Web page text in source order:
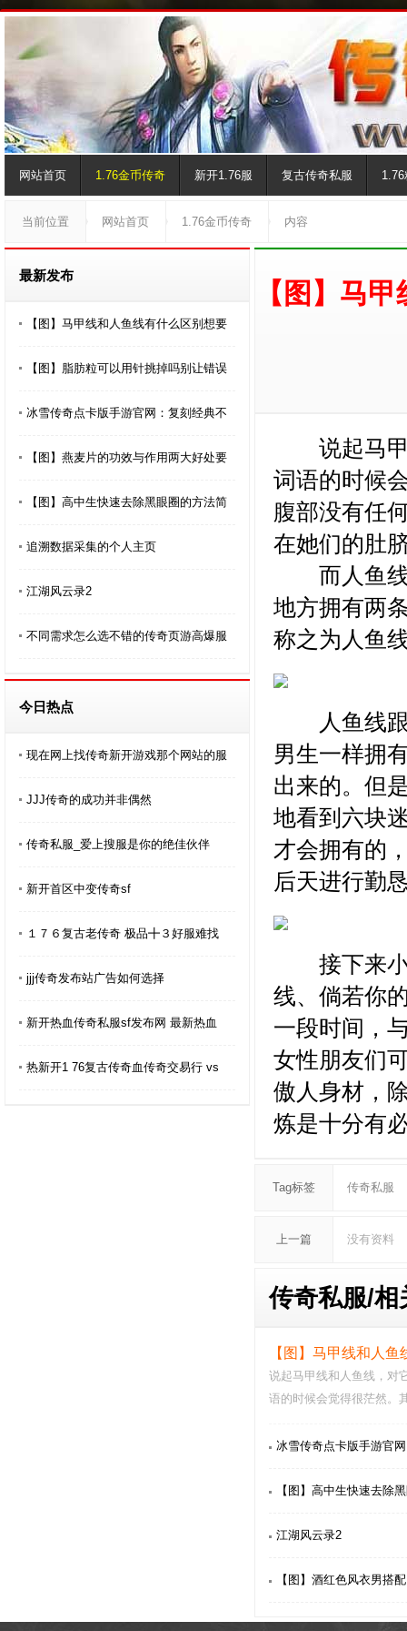
网站首页 1.76金币传奇 新开1.76服 复古传奇私服
当前位置 网站首页 1.76金币传奇 内容
最新发布
【图】马甲线和人鱼线有什么区别想要
【图】脂肪粒可以用针挑掉吗别让错误
冰雪传奇点卡版手游官网：复刻经典不
【图】燕麦片的功效与作用两大好处要
【图】高中生快速去除黑眼圈的方法简
追溯数据采集的个人主页
江湖风云录2
不同需求怎么选不错的传奇页游高爆服
今日热点
现在网上找传奇新开游戏那个网站的服
JJJ传奇的成功并非偶然
传奇私服_爱上搜服是你的绝佳伙伴
新开首区中变传奇sf
１７６复古老传奇 极品╋３好服难找
jjj传奇发布站广告如何选择
新开热血传奇私服sf发布网 最新热血
热新开1 76复古传奇血传奇交易行 vs
【图】马
说起马甲
词语的时候
腹部没有任
在她们的肚
而人鱼线
地方拥有两
称之为人鱼
人鱼线跟
男生一样拥
出来的。但
地看到六块
才会拥有的
后天进行勤
接下来小
线、倘若你
一段时间，
女性朋友们
傲人身材，
炼是十分有
Tag标签 传奇私服
上一篇 没有资料
传奇私服/相
【图】马甲线和人
说起马甲线和人鱼线，对
语的时候会觉得很茫然。
冰雪传奇点卡版手游官
【图】高中生快速去除
江湖风云录2
【图】酒红色风衣男搭